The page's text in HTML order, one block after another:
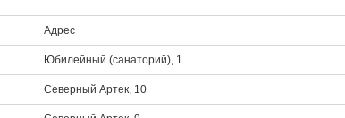
Адрес
Юбилейный (санаторий), 1
Северный Артек, 10